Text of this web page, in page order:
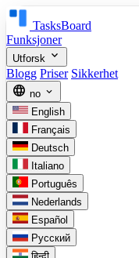
TasksBoard
Funksjoner
Utforsk expand_more
Blogg Priser Sikkerhet
language no expand_more
English
Français
Deutsch
Italiano
Português
Nederlands
Español
Русский